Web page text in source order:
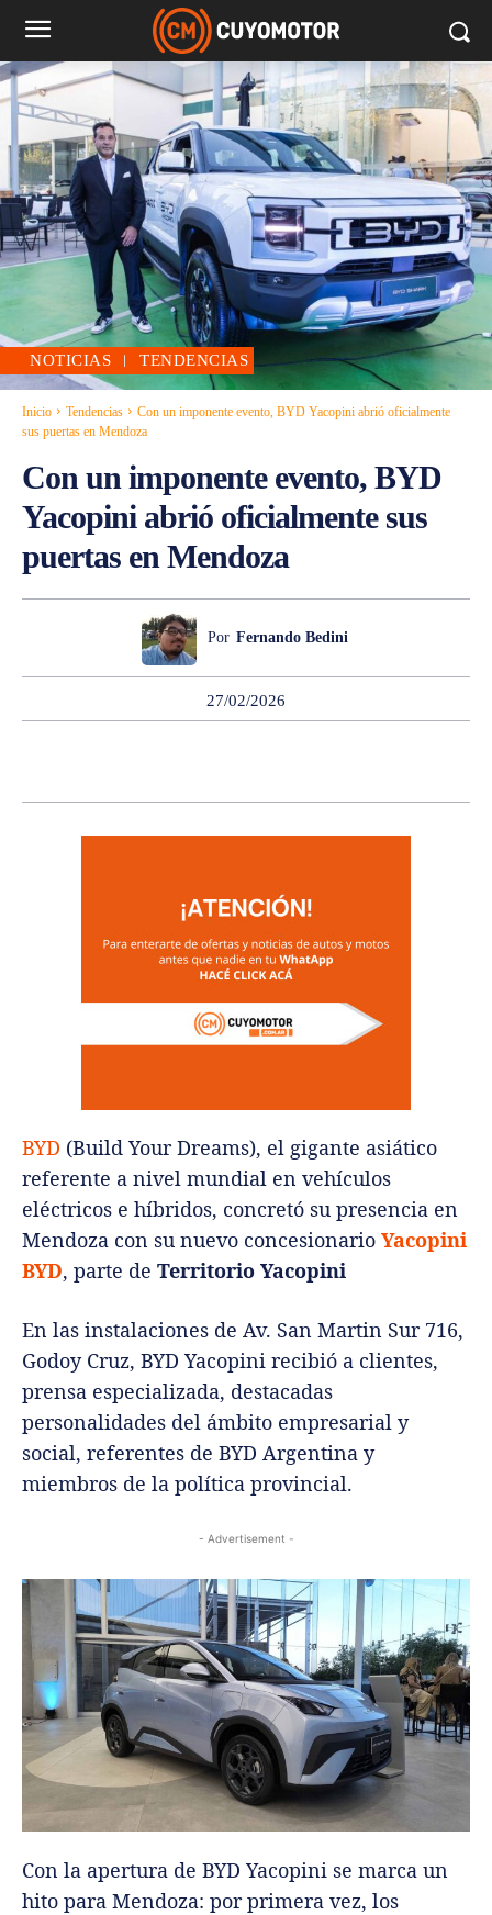
NOTICIAS TENDENCIAS
Inicio Tendencias
Con un imponente evento, BYD Yacopini abrió oficialmente
sus puertas en Mendoza
Con un imponente evento, BYD
Yacopini abrió oficialmente sus
puertas en Mendoza
Por Fernando Bedini
27/02/2026
BYD (Build Your Dreams), el gigante asiático
referente a nivel mundial en vehículos
eléctricos e híbridos, concretó su presencia en
Mendoza con su nuevo concesionario Yacopini
BYD, parte de Territorio Yacopini
En las instalaciones de Av. San Martin Sur 716,
Godoy Cruz, BYD Yacopini recibió a clientes,
prensa especializada, destacadas
personalidades del ámbito empresarial y
social, referentes de BYD Argentina y
miembros de la política provincial.
- Advertisement -
Con la apertura de BYD Yacopini se marca un
hito para Mendoza: por primera vez, los